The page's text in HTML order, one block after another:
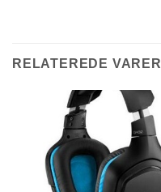
RELATEREDE VARER